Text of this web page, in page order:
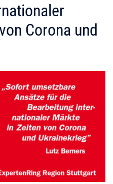
Corona und